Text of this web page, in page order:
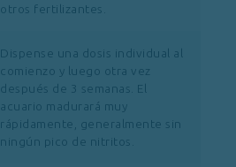
otros fertilizantes.
Dispense una dosis individual al
comienzo y luego otra vez
después de 3 semanas. El
acuario madurará muy
rápidamente, generalmente sin
ningún pico de nitritos.